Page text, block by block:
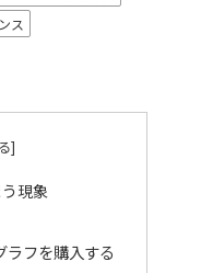
ス
現象
ラフを購入する